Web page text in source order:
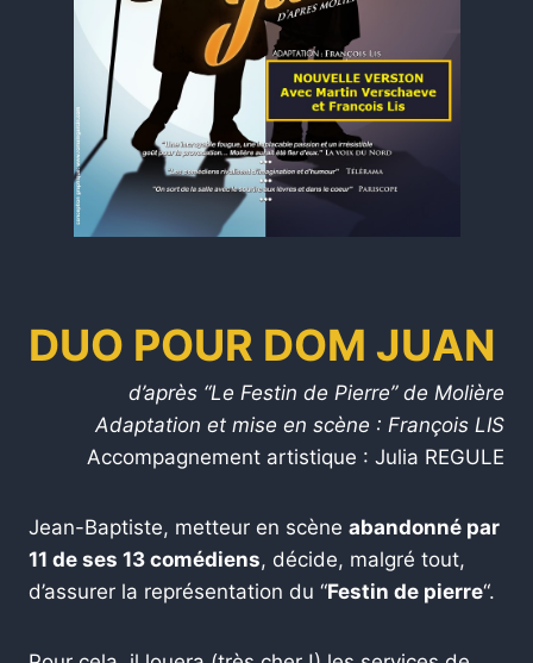
DUO POUR DOM JUAN
d’après “Le Festin de Pierre” de Molière
Adaptation et mise en scène : François LIS
Accompagnement artistique : Julia REGULE
Jean-Baptiste, metteur en scène abandonné par
11 de ses 13 comédiens, décide, malgré tout,
d’assurer la représentation du “Festin de pierre“.